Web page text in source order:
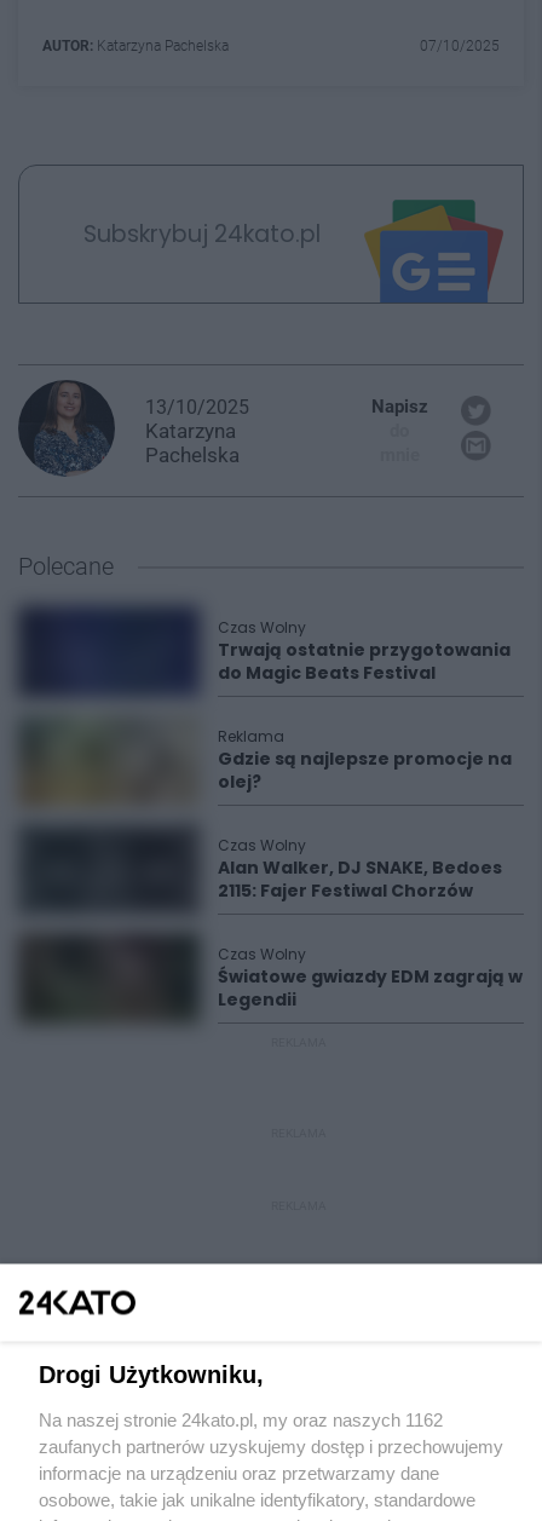
AUTOR: Katarzyna Pachelska 07/10/2025
Subskrybuj 24kato.pl
13/10/2025
Katarzyna
Pachelska
Napisz
Polecane
Czas Wolny
Trwają ostatnie przygotowania
do Magic Beats Festival
Reklama
Gdzie są najlepsze promocje na
olej?
Czas Wolny
Alan Walker, DJ SNAKE, Bedoes
2115: Fajer Festiwal Chorzów
Czas Wolny
Światowe gwiazdy EDM zagrają w
Legendii
Wydawca mediów lokalnych
Drogi Użytkowniku,
Na naszej stronie 24kato.pl, my oraz naszych 1162
zaufanych partnerów uzyskujemy dostęp i przechowujemy
informacje na urządzeniu oraz przetwarzamy dane
osobowe, takie jak unikalne identyfikatory, standardowe